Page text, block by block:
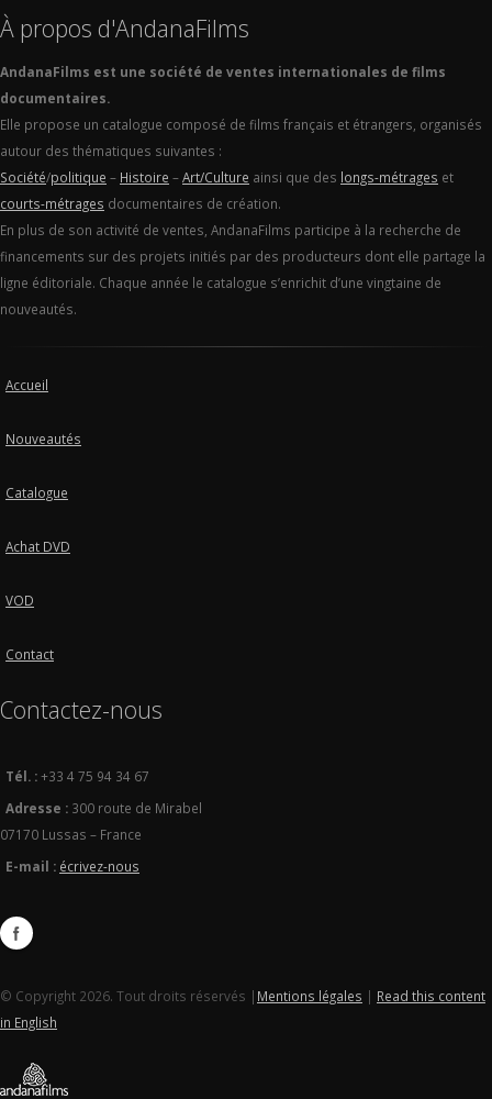
À propos d'AndanaFilms
AndanaFilms est une société de ventes internationales de films
documentaires.
Elle propose un catalogue composé de films français et étrangers, organisés
autour des thématiques suivantes :
Société/politique – Histoire –Art/Culture ainsi que des longs-métrages et
courts-métrages documentaires de création.
En plus de son activité de ventes, AndanaFilms participe à la recherche de
financements sur des projets initiés par des producteurs dont elle partage la
ligne éditoriale. Chaque année le catalogue s’enrichit d’une vingtaine de
nouveautés.
Accueil
Nouveautés
Catalogue
Achat DVD
VOD
Contact
Contactez-nous
Tél. :+33 4 75 94 34 67
Adresse : 300 route de Mirabel
07170 Lussas – France
E-mail : écrivez-nous
© Copyright 2026. Tout droits réservés | Mentions légales | Read this content
in English